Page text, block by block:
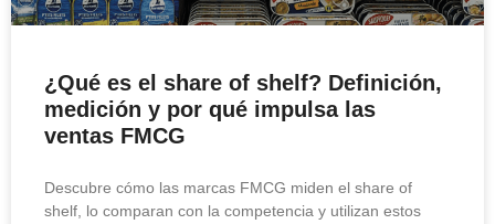
¿Qué es el share of shelf? Definición,
medición y por qué impulsa las
ventas FMCG
Descubre cómo las marcas FMCG miden el share of
shelf, lo comparan con la competencia y utilizan estos